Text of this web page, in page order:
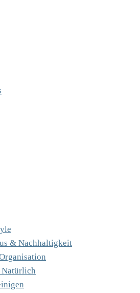
& Nachhaltigkeit